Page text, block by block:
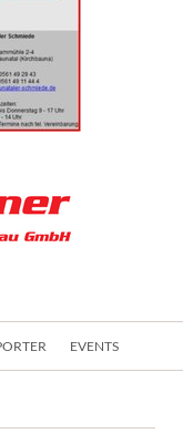
EVENTS